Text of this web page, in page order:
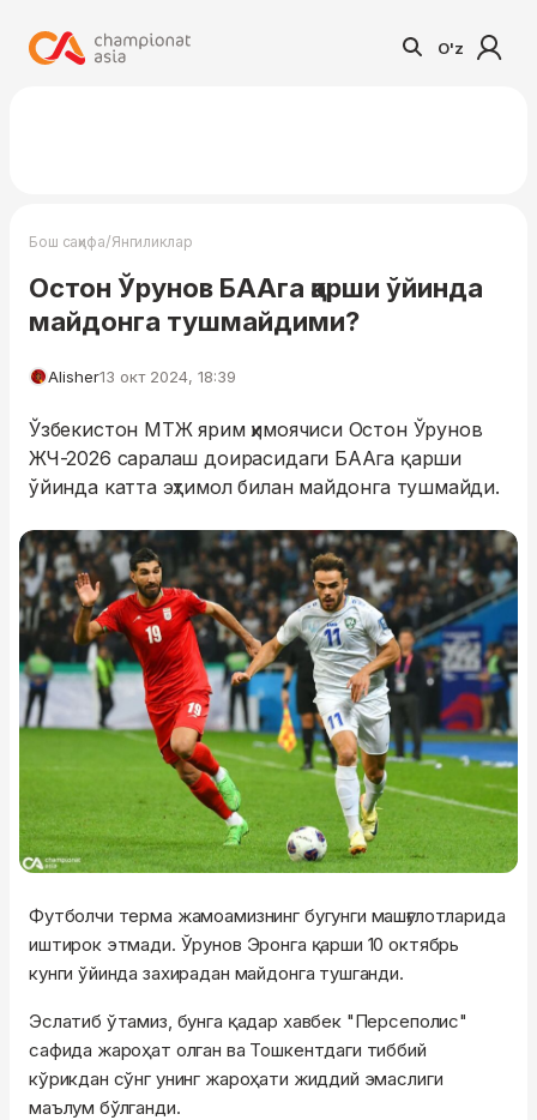
O'z
Бош саҳифа/Янгиликлар
Остон Ўрунов БААга қарши ўйинда
майдонга тушмайдими?
Alisher13 окт 2024, 18:39
Ўзбекистон МТЖ ярим ҳимоячиси Остон Ўрунов
ЖЧ-2026 саралаш доирасидаги БААга қарши
ўйинда катта эҳтимол билан майдонга тушмайди.
Футболчи терма жамоамизнинг бугунги машғулотларида
иштирок этмади. Ўрунов Эронга қарши 10 октябрь
кунги ўйинда захирадан майдонга тушганди.
Эслатиб ўтамиз, бунга қадар хавбек "Персеполис"
сафида жароҳат олган ва Тошкентдаги тиббий
кўрикдан сўнг унинг жароҳати жиддий эмаслиги
маълум бўлганди.